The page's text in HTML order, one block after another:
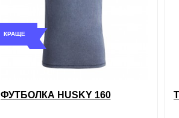
КРАЩЕ
ФУТБОЛКА HUSKY 160